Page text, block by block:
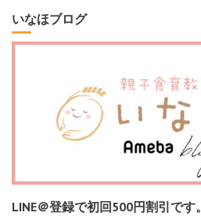
いなほブログ
LINE＠登録で初回500円割引です。